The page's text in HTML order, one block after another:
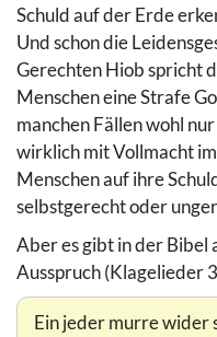
Schuld auf der Erde
Und schon die
Gerechten Hiob spricht
Menschen eine Strafe
manchen Fällen wohl
wirklich mit Vollmacht
Menschen auf ihre
selbstgerecht oder
Aber es gibt in der Bibel
Ausspruch (Klagelieder
Ein jeder murre wider